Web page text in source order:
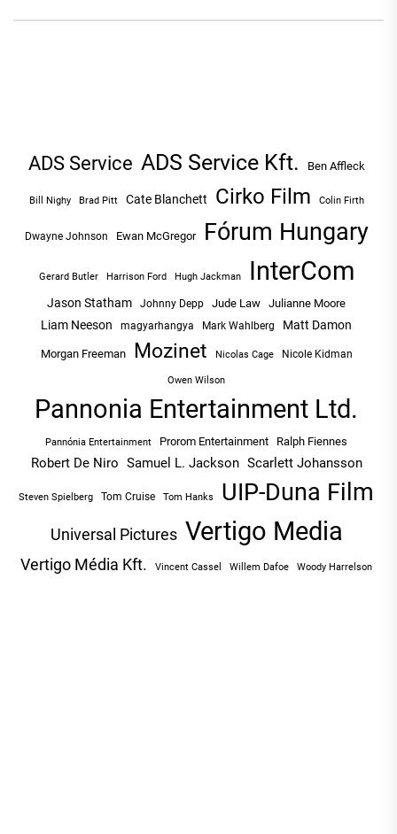
ADS Service ADS Service Kft. Ben Affleck
Bill Nighy Brad Pitt Cate Blanchett Cirko Film Colin Firth
Dwayne Johnson Ewan McGregor Fórum Hungary
Gerard Butler Harrison Ford Hugh Jackman InterCom
Jason Statham Johnny Depp Jude Law Julianne Moore
Liam Neeson magyarhangya Mark Wahlberg Matt Damon
Morgan Freeman Mozinet Nicolas Cage Nicole Kidman
Owen Wilson
Pannonia Entertainment Ltd.
Pannónia Entertainment Prorom Entertainment Ralph Fiennes
Robert De Niro Samuel L. Jackson Scarlett Johansson
Steven Spielberg Tom Cruise Tom Hanks UIP-Duna Film
Universal Pictures Vertigo Media
Vertigo Média Kft. Vincent Cassel Willem Dafoe Woody Harrelson